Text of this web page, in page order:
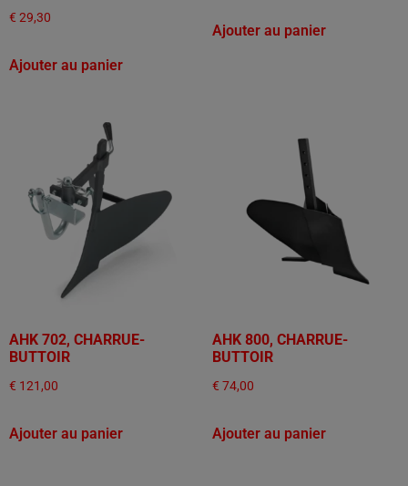
€ 29,30
Ajouter au panier
Ajouter au panier
AHK 702, CHARRUE-
BUTTOIR
€ 121,00
Ajouter au panier
AHK 800, CHARRUE-
BUTTOIR
€ 74,00
Ajouter au panier